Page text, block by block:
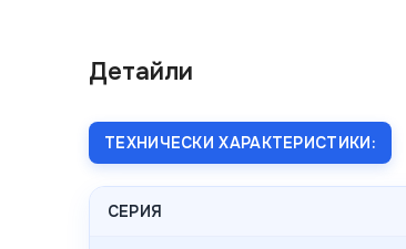
Детайли
ТЕХНИЧЕСКИ ХАРАКТЕРИСТИКИ:
СЕРИЯ